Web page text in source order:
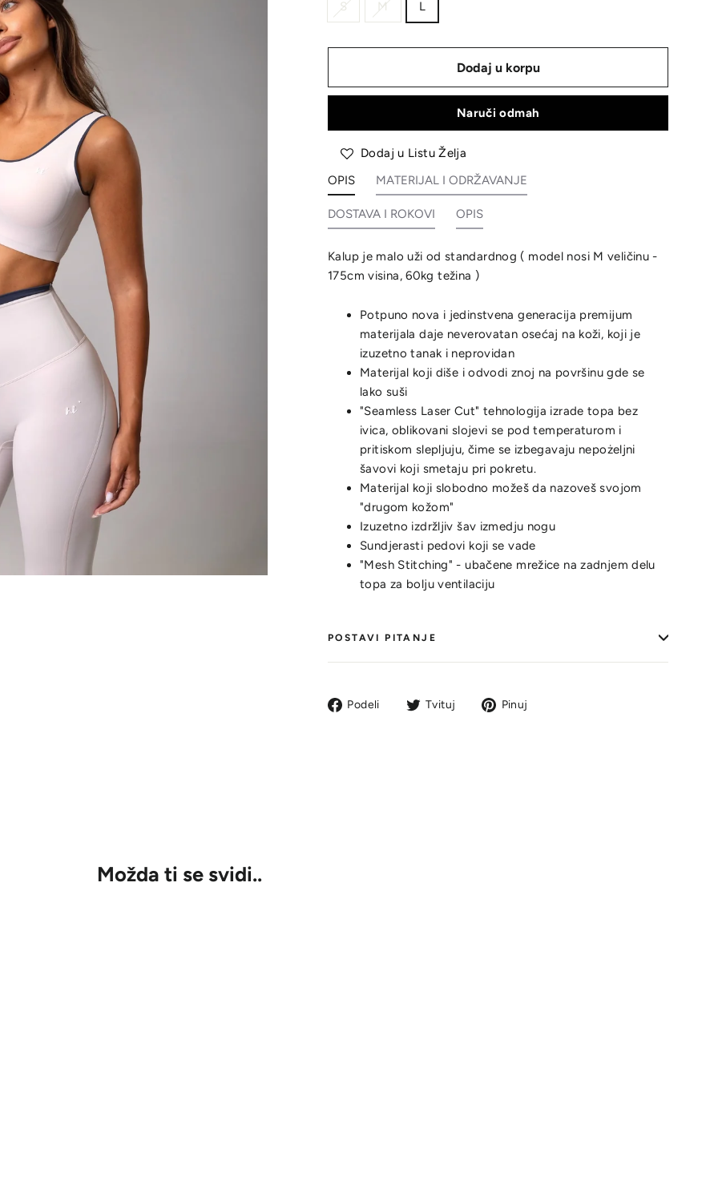
S M L
Dodaj u korpu
Naruči odmah
Dodaj u Listu Želja
OPIS
Kalup je malo uži od standardnog ( model nosi M veličinu -
175cm visina, 60kg težina )
Potpuno nova i jedinstvena generacija premijum
materijala daje neverovatan osećaj na koži, koji je
izuzetno tanak i neprovidan
Materijal koji diše i odvodi znoj na površinu gde se
lako suši
"Seamless Laser Cut" tehnologija izrade topa bez
ivica, oblikovani slojevi se pod temperaturom i
pritiskom slepljuju, čime se izbegavaju nepożeljni
šavovi koji smetaju pri pokretu.
Materijal koji slobodno možeš da nazoveš svojom
"drugom kožom"
Izuzetno izdržljiv šav izmedju nogu
Sundjerasti pedovi koji se vade
"Mesh Stitching" - ubačene mrežice na zadnjem delu
topa za bolju ventilaciju
MATERIJAL I ODRŽAVANJE
DOSTAVA I ROKOVI OPIS
POSTAVI PITANJE
Podeli
Podeli Tvituj
Tvit
Pinuj
Možda ti se svidi..